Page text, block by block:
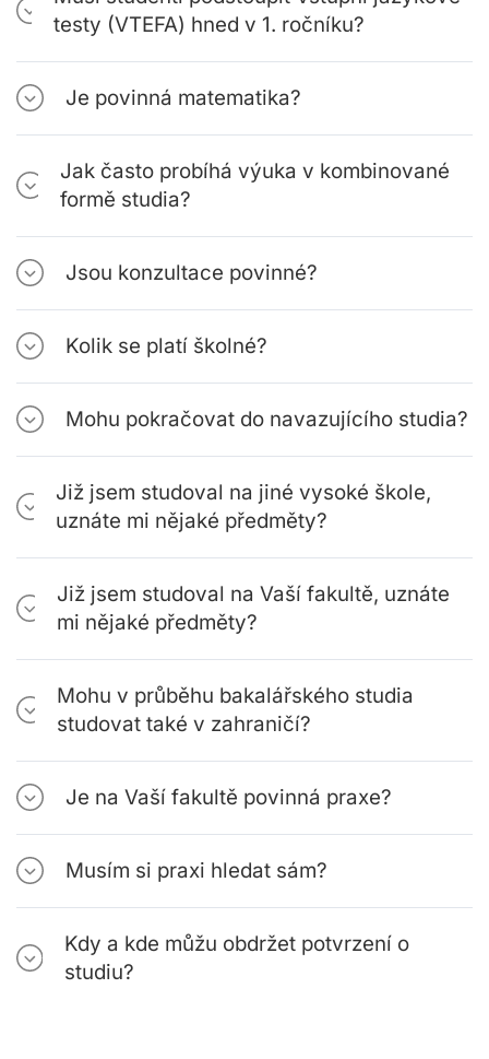
testy (VTEFA) hned v 1. ročníku?
Je povinná matematika?
Jak často probíhá výuka v kombinované
formě studia?
Jsou konzultace povinné?
Kolik se platí školné?
Mohu pokračovat do navazujícího studia?
Již jsem studoval na jiné vysoké škole,
uznáte mi nějaké předměty?
Již jsem studoval na Vaší fakultě, uznáte
mi nějaké předměty?
Mohu v průběhu bakalářského studia
studovat také v zahraničí?
Je na Vaší fakultě povinná praxe?
Musím si praxi hledat sám?
Kdy a kde můžu obdržet potvrzení o
studiu?